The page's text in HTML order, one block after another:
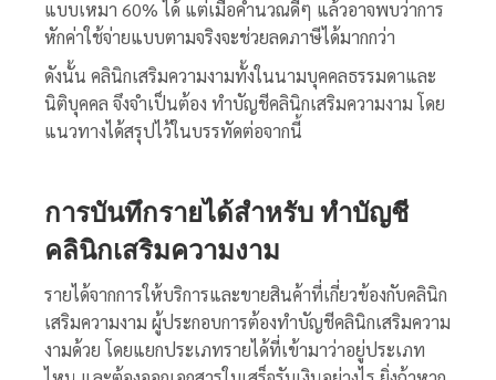
แบบเหมา 60% ได้ แต่เมื่อคำนวณดีๆ แล้วอาจพบว่าการ
หักค่าใช้จ่ายแบบตามจริงจะช่วยลดภาษีได้มากกว่า
ดังนั้น คลินิกเสริมความงามทั้งในนามบุคคลธรรมดาและ
นิติบุคคล จึงจำเป็นต้อง ทำบัญชีคลินิกเสริมความงาม โดย
แนวทางได้สรุปไว้ในบรรทัดต่อจากนี้
การบันทึกรายได้สำหรับ ทำบัญชี
คลินิกเสริมความงาม
รายได้จากการให้บริการและขายสินค้าที่เกี่ยวข้องกับคลินิก
เสริมความงาม ผู้ประกอบการต้องทำบัญชีคลินิกเสริมความ
งามด้วย โดยแยกประเภทรายได้ที่เข้ามาว่าอยู่ประเภท